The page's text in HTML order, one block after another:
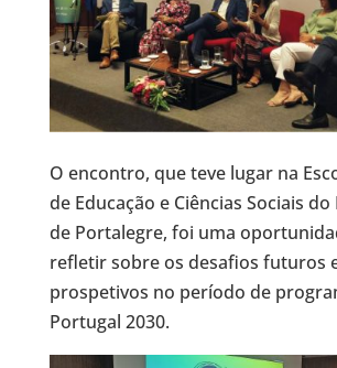
O encontro, que teve lugar na
de Educação e Ciências Sociais
de Portalegre, foi uma
refletir sobre os desafios futuros
prospetivos no período de
Portugal 2030.